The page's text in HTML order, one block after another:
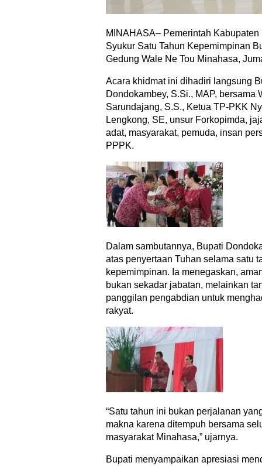
MINAHASA– Pemerintah
Syukur Satu Tahun Kepemimpinan
Gedung Wale Ne Tou Minahasa,
Acara khidmat ini dihadiri langsung
Dondokambey, S.Si., MAP, bersama
Sarundajang, S.S., Ketua TP-PKK
Lengkong, SE, unsur Forkopimda,
adat, masyarakat, pemuda, insan
PPPK.
Dalam sambutannya, Bupati
atas penyertaan Tuhan selama satu
kepemimpinan. Ia menegaskan,
bukan sekadar jabatan, melainkan
panggilan pengabdian untuk
rakyat.
“Satu tahun ini bukan perjalanan
makna karena ditempuh bersama
masyarakat Minahasa,” ujarnya.
Bupati menyampaikan apresiasi